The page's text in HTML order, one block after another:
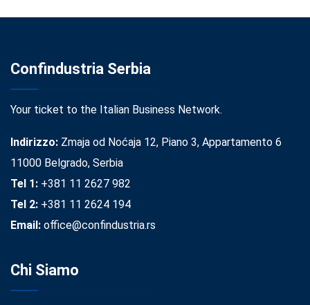
Confindustria Serbia
Your ticket to the Italian Business Network.
Indirizzo: Zmaja od Noćaja 12, Piano 3, Appartamento 6
11000 Belgrado, Serbia
Tel 1: +381 11 2627 982
Tel 2: +381 11 2624 194
Email: office@confindustria.rs
Chi Siamo